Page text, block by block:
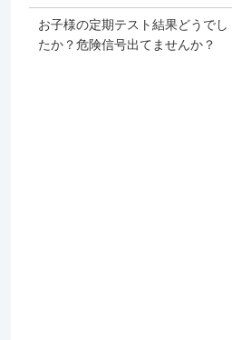
お子様の定期テスト結果どうでし
たか？危険信号出てませんか？